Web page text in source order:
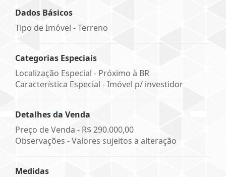
Dados Básicos
Tipo de Imóvel - Terreno
Categorias Especiais
Localização Especial - Próximo à BR
Característica Especial - Imóvel p/ investidor
Detalhes da Venda
Preço de Venda - R$ 290.000,00
Observações - Valores sujeitos a alteração
Medidas